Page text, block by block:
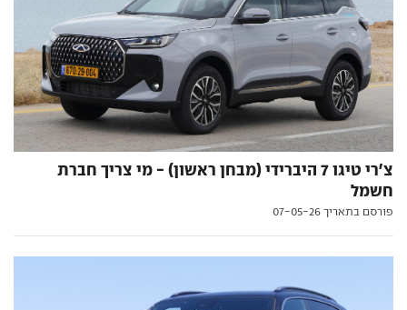
צ'רי טיגו 7 היברידי (מבחן ראשון) - מי צריך חברת
חשמל
פורסם בתאריך 07-05-26